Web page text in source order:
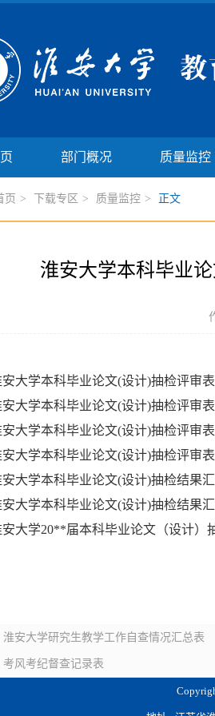
部门概况 质量监控
页 > 下载专区 > 质量监控 > 正文
淮安大学本科毕业
安大学本科毕业论文(设计)抽检评审
安大学本科毕业论文(设计)抽检评审
安大学本科毕业论文(设计)抽检评审
安大学本科毕业论文(设计)抽检评审
安大学本科毕业论文(设计)抽检结果
安大学本科毕业论文(设计)抽检结果
安大学20**届本科毕业论文（设计）
淮安大学研究生教学工作自查情况汇总表
考风考纪督查记录表